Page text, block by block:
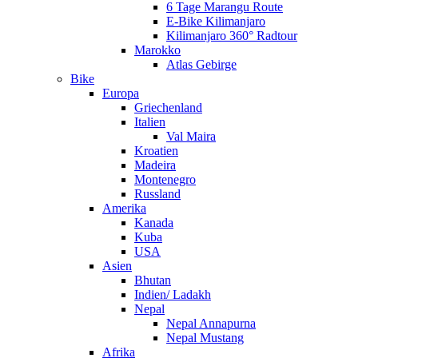
6 Tage Marangu Route
E-Bike Kilimanjaro
Kilimanjaro 360° Radtour
Marokko
Atlas Gebirge
Bike
Europa
Griechenland
Italien
Val Maira
Kroatien
Madeira
Montenegro
Russland
Amerika
Kanada
Kuba
USA
Asien
Bhutan
Indien/ Ladakh
Nepal
Nepal Annapurna
Nepal Mustang
Afrika